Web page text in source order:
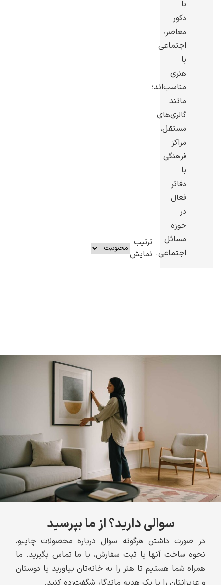
پرفروش‌ترین
تابلوها
با
دکور
معاصر،
اجتماعی
یا
هنری
مناسب‌اند؛
مانند
گالری‌های
مستقل،
مراکز
فرهنگی
یا
دفاتر
فعال
در
حوزه
مسائل
اجتماعی.
ترتیب
نمایش
سوالی دارید؟ از ما بپرسید
در صورت داشتن هرگونه سوال درباره محصولات چاپبو،
نحوه ساخت آنها یا ثبت سفارش، با ما تماس بگیرید. ما
همراه شما هستیم تا هنر را به خانه‌تان بیاورید یا دوستان